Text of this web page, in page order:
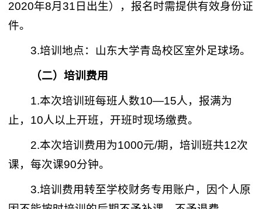
2020年8月31日出生），报名时需提供有效身份证
件。
3.培训地点：山东大学青岛校区室外足球场。
（二）培训费用
1.本次培训班每班人数10—15人，报满为
止，10人以上开班，开班时现场缴费。
2.本次培训费用为1000元/期，培训班共12次
课，每次课90分钟。
3.培训费用转至学校财务专用账户，因个人原